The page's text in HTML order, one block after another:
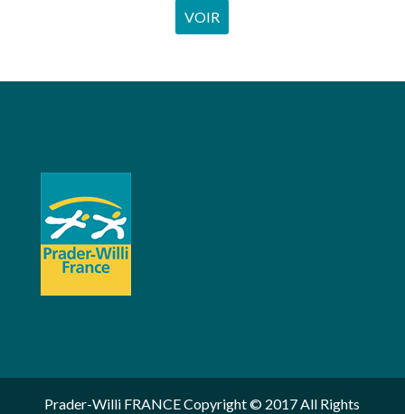
VOIR
Prader-Willi FRANCE Copyright © 2017 All Rights